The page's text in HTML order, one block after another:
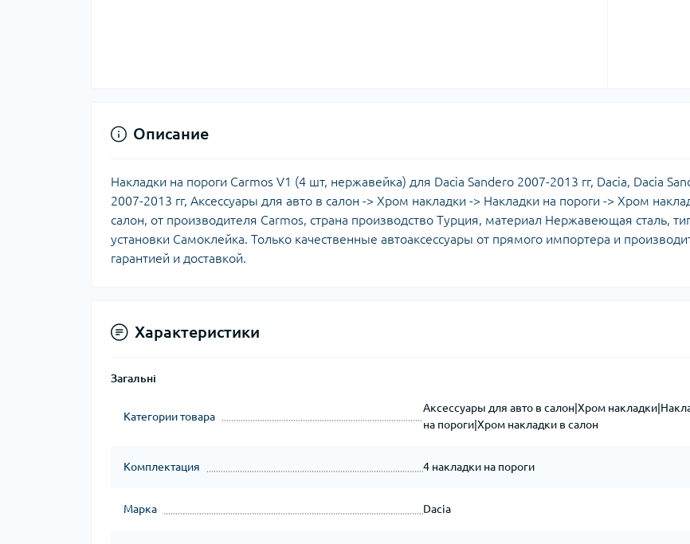
Описание
Накладки на пороги Carmos V1 (4 шт, нержавейка) для Dacia Sandero 2007-2013 гг, Dacia, Dacia
2007-2013 гг, Аксессуары для авто в салон -> Хром накладки -> Накладки на пороги -> Хром
салон, от производителя Carmos, страна производство Турция, материал Нержавеющая сталь,
установки Самоклейка. Только качественные автоаксессуары от прямого импортера и
гарантией и доставкой.
Характеристики
Загальні
Категории товара
Аксессуары для авто в салон|Хром
на пороги|Хром накладки в салон
Комплектация 4 накладки на пороги
Марка Dacia